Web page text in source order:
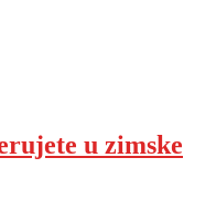
u zimske